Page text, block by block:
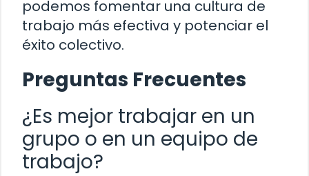
podemos fomentar una cultura de
trabajo más efectiva y potenciar el
éxito colectivo.
Preguntas Frecuentes
¿Es mejor trabajar en un
grupo o en un equipo de
trabajo?